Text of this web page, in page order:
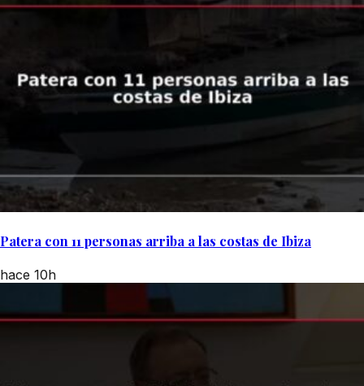
Patera con 11 personas arriba a las costas de Ibiza
hace 10h